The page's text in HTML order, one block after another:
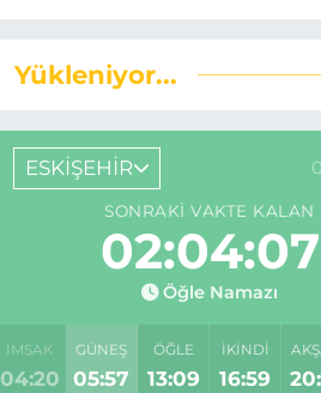
Yükleniyor...
ESKİŞEHİR
SONRAKI VAKTE KALAN
02:04:06
Öğle Namazı
İMSAK
04:20
GÜNEŞ
05:57
ÖĞLE
13:09
İKINDI
16:59